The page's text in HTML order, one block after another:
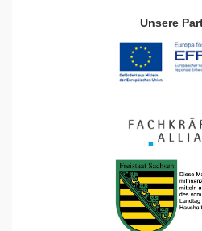
Unsere